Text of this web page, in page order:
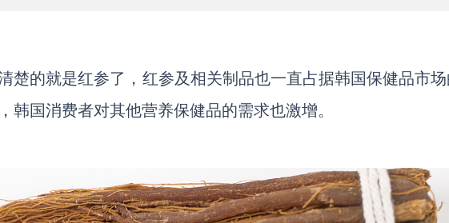
楚的就是红参了，红参及相关制品也一直占据韩国保健品市
韩国消费者对其他营养保健品的需求也激增。